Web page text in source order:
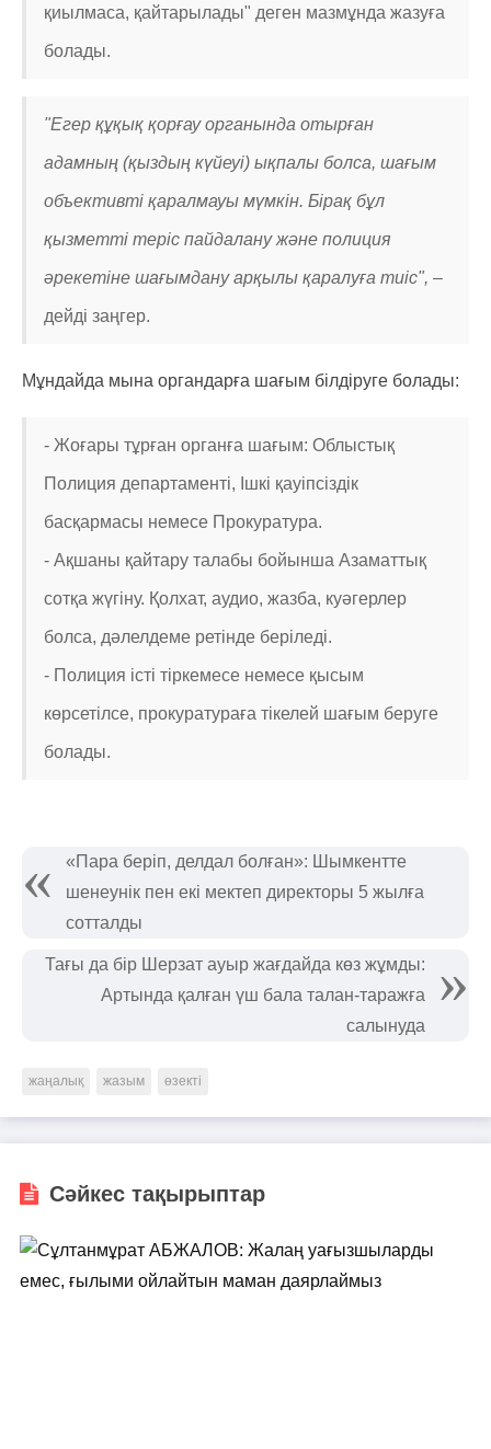
қиылмаса, қайтарылады" деген мазмұнда жазуға
болады.
"Егер құқық қорғау органында отырған
адамның (қыздың күйеуі) ықпалы болса, шағым
объективті қаралмауы мүмкін. Бірақ бұл
қызметті теріс пайдалану және полиция
әрекетіне шағымдану арқылы қаралуға тиіс", –
дейді заңгер.
Мұндайда мына органдарға шағым білдіруге болады:
- Жоғары тұрған органға шағым: Облыстық
Полиция департаменті, Ішкі қауіпсіздік
басқармасы немесе Прокуратура.
- Ақшаны қайтару талабы бойынша Азаматтық
сотқа жүгіну. Қолхат, аудио, жазба, куәгерлер
болса, дәлелдеме ретінде беріледі.
- Полиция істі тіркемесе немесе қысым
көрсетілсе, прокуратураға тікелей шағым беруге
болады.
«Пара беріп, делдал болған»: Шымкентте
шенеунік пен екі мектеп директоры 5 жылға
сотталды
Тағы да бір Шерзат ауыр жағдайда көз жұмды:
Артында қалған үш бала талан-таражға
салынуда
жаңалық жазым өзекті
Сәйкес тақырыптар